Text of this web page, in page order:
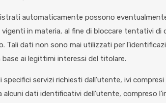
automaticamente possono
in materia, al fine di bloccare tentativi
dati non sono mai utilizzati per
ai legittimi interessi del titolare.
servizi richiesti dall’utente, ivi
dati identificativi dell’utente, compreso